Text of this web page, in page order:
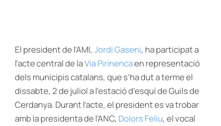
El president de l’AMI, Jordi Gaseni, ha participat a
l’acte central de laVia Pirinencaen representació
dels municipis catalans, que s’ha dut a terme el
dissabte, 2 de juliol a l’estació d’esquí de Guils de
Cerdanya. Durant l’acte, el president es va trobar
amb la presidenta de l’ANC, Dolors Feliu, el vocal